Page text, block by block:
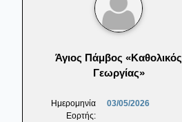
Άγιος Πάμβος «Καθολικός
Γεωργίας»
Ημερομηνία
Εορτής:
03/05/2026